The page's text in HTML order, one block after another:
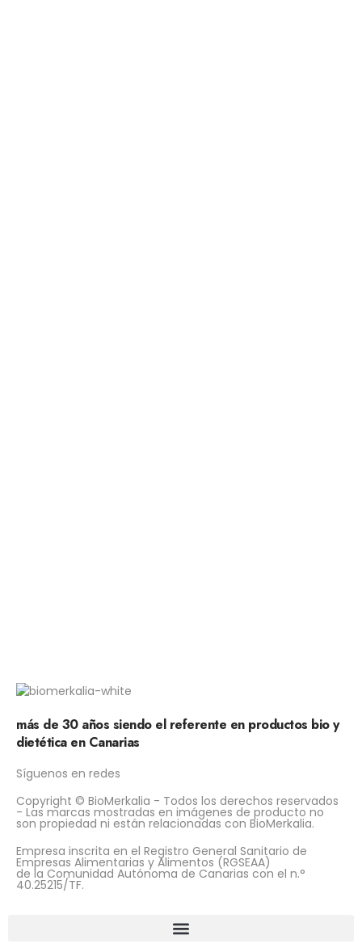
más de 30 años siendo el referente en productos bio y
dietética en Canarias
Síguenos en redes
Copyright © BioMerkalia - Todos los derechos reservados
- Las marcas mostradas en imágenes de producto no
son propiedad ni están relacionadas con BioMerkalia.
Empresa inscrita en el Registro General Sanitario de
Empresas Alimentarias y Alimentos (RGSEAA)
de la Comunidad Autónoma de Canarias con el n.°
40.25215/TF.